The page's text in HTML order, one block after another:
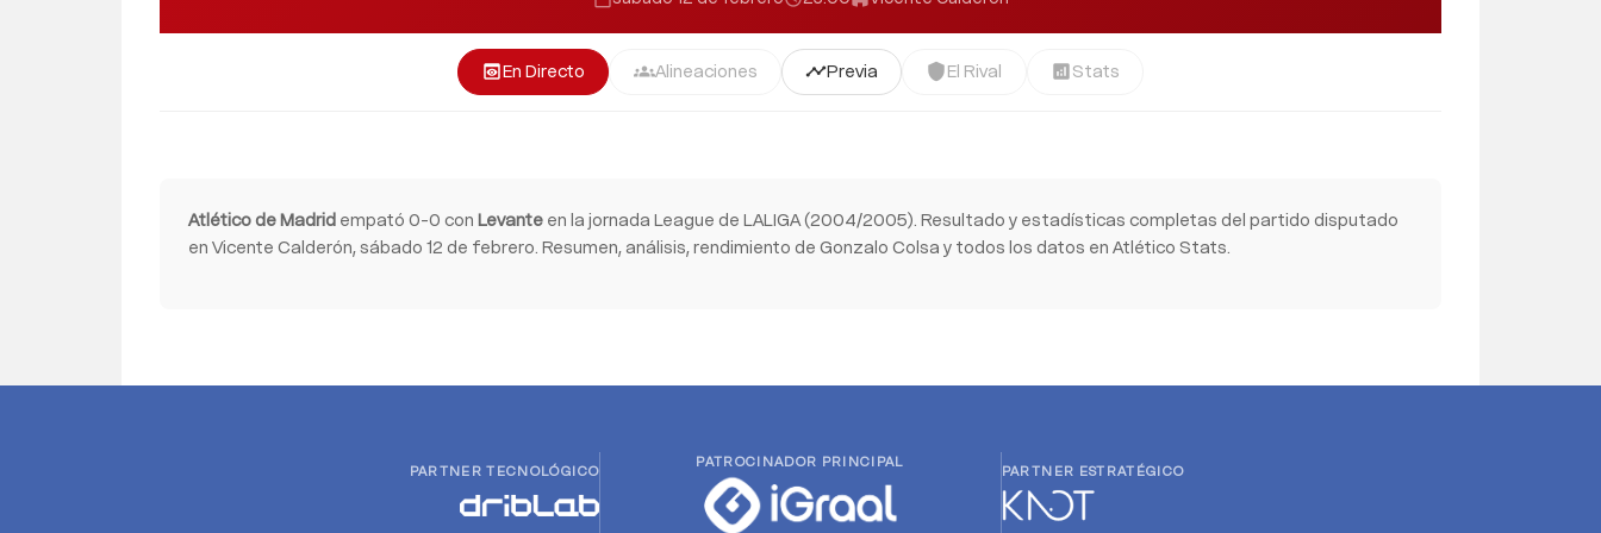
previewEn Directo groupsAlineaciones timelinePrevia shieldEl Rival analytics Stats
Atlético de Madrid empató 0-0 con Levante en la jornada League de LALIGA (2004/2005). Resultado y estadísticas completas del partido disputado
en Vicente Calderón, sábado 12 de febrero. Resumen, análisis, rendimiento de Gonzalo Colsa y todos los datos en Atlético Stats.
PARTNER TECNOLÓGICO
PATROCINADOR PRINCIPAL
PARTNER ESTRATÉGICO